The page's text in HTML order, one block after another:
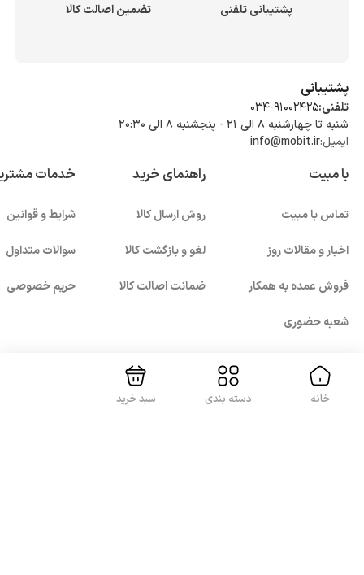
پشتیبانی تلفنی تضمین اصالت کالا
پشتیبانی
تلفنی:034-91002425
شنبه تا چهارشنبه ۸ الی ۲۱ - پنجشنبه 8 الی ۲۰:۳۰
ایمیل:info@mobit.ir
با مبیت
تماس با مبیت
اخبار و مقالات روز
فروش عمده به همکار
شعبه حضوری
راهنمای خرید
روش ارسال کالا
لغو و بازگشت کالا
ضمانت اصالت کالا
خدمات
شرایط و قوانین
سوالات متداول
حریم خصوصی
با ما همراه باشید
خانه دسته بندی سبد خرید